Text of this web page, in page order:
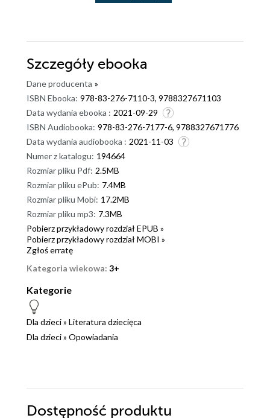
Szczegóły ebooka
Dane producenta »
ISBN Ebooka: 978-83-276-7110-3, 9788327671103
Data wydania ebooka : 2021-09-29
ISBN Audiobooka: 978-83-276-7177-6, 9788327671776
Data wydania audiobooka : 2021-11-03
Numer z katalogu: 194664
Rozmiar pliku Pdf: 2.5MB
Rozmiar pliku ePub: 7.4MB
Rozmiar pliku Mobi: 17.2MB
Rozmiar pliku mp3: 7.3MB
Pobierz przykładowy rozdział EPUB »
Pobierz przykładowy rozdział MOBI »
Zgłoś erratę
Kategoria wiekowa: 3+
Kategorie
Dla dzieci» Literatura dziecięca
Dla dzieci» Opowiadania
Dostępność produktu